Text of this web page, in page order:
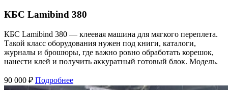
КБС Lamibind 380
КБС Lamibind 380 — клеевая машина для мягкого переплета.
Такой класс оборудования нужен под книги, каталоги,
журналы и брошюры, где важно ровно обработать корешок,
нанести клей и получить аккуратный готовый блок. Модель.
90 000 ₽ Подробнее